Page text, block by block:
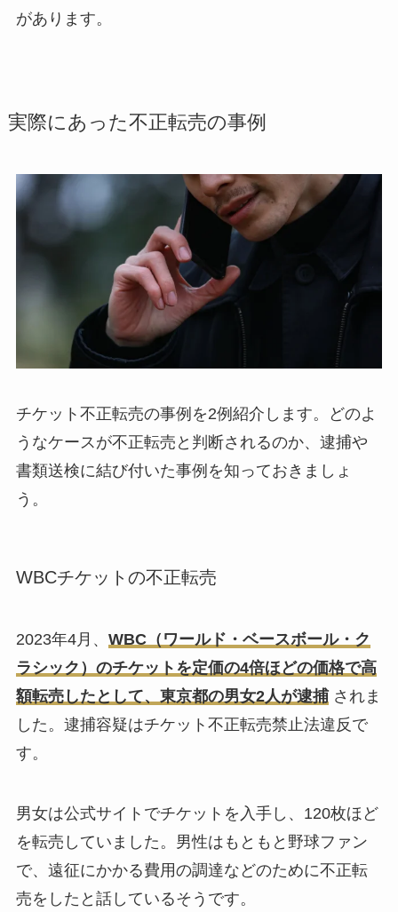
があります。
実際にあった不正転売の事例
チケット不正転売の事例を2例紹介します。どのよ
うなケースが不正転売と判断されるのか、逮捕や
書類送検に結び付いた事例を知っておきましょ
う。
WBCチケットの不正転売
2023年4月、 WBC（ワールド・ベースボール・ク
ラシック）のチケットを定価の4倍ほどの価格で高
額転売したとして、東京都の男女2人が逮捕されま
した。逮捕容疑はチケット不正転売禁止法違反で
す。
男女は公式サイトでチケットを入手し、120枚ほど
を転売していました。男性はもともと野球ファン
で、遠征にかかる費用の調達などのために不正転
売をしたと話しているそうです。